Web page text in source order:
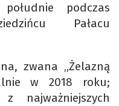
podczas
Pałacu
zwana „Żelazną
w 2018 roku;
najważniejszych